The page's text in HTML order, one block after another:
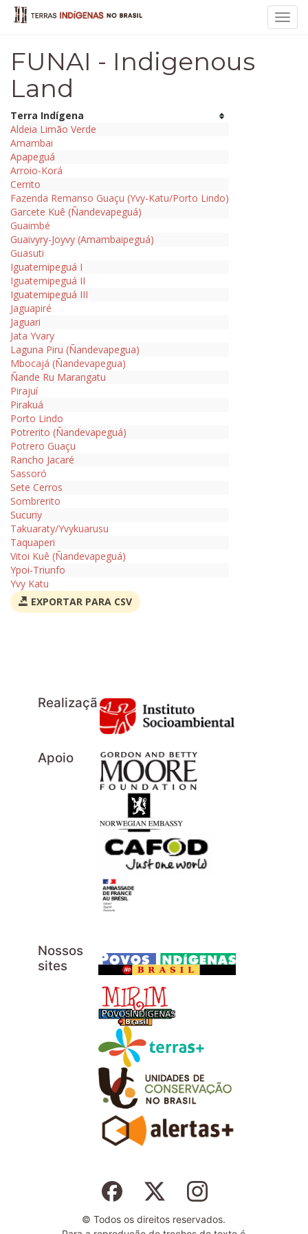
FUNAI - Indigenous
Land
Terra Indígena
Aldeia Limão Verde
Amambai
Apapeguá
Arroio-Korá
Cerrito
Fazenda Remanso Guaçu (Yvy-Katu/Porto Lindo)
Garcete Kuê (Ñandevapeguá)
Guaimbé
Guaivyry-Joyvy (Amambaipeguá)
Guasuti
Iguatemipeguá I
Iguatemipeguá II
Iguatemipeguá III
Jaguapiré
Jaguari
Jata Yvary
Laguna Piru (Ñandevapegua)
Mbocajá (Ñandevapegua)
Ñande Ru Marangatu
Pirajuí
Pirakuá
Porto Lindo
Potrerito (Ñandevapeguá)
Potrero Guaçu
Rancho Jacaré
Sassoró
Sete Cerros
Sombrerito
Sucuriy
Takuaraty/Yvykuarusu
Taquaperi
Vitoi Kuê (Ñandevapeguá)
Ypoi-Triunfo
Yvy Katu
EXPORTAR PARA CSV